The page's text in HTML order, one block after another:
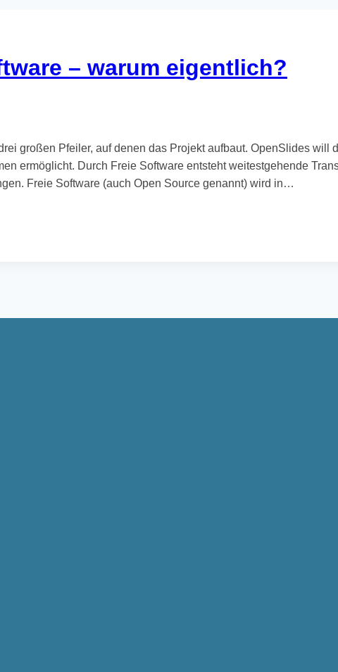
– warum eigentlich?
großen Pfeiler, auf denen das Projekt aufbaut. OpenSlides will
ermöglicht. Durch Freie Software entsteht weitestgehende
Freie Software (auch Open Source genannt) wird in…